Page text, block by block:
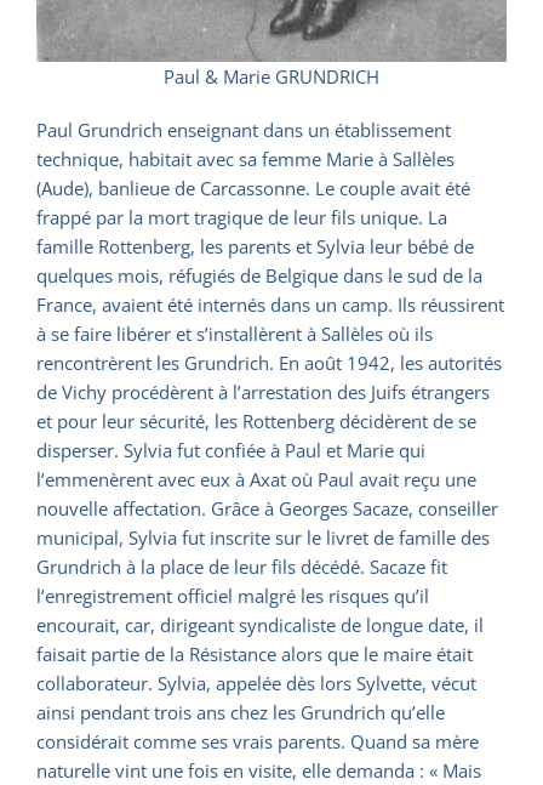
Paul & Marie GRUNDRICH
Paul Grundrich enseignant dans un établissement
technique, habitait avec sa femme Marie à Sallèles
(Aude), banlieue de Carcassonne. Le couple avait été
frappé par la mort tragique de leur fils unique. La
famille Rottenberg, les parents et Sylvia leur bébé de
quelques mois, réfugiés de Belgique dans le sud de la
France, avaient été internés dans un camp. Ils réussirent
à se faire libérer et s’installèrent à Sallèles où ils
rencontrèrent les Grundrich. En août 1942, les autorités
de Vichy procédèrent à l’arrestation des Juifs étrangers
et pour leur sécurité, les Rottenberg décidèrent de se
disperser. Sylvia fut confiée à Paul et Marie qui
l’emmenèrent avec eux à Axat où Paul avait reçu une
nouvelle affectation. Grâce à Georges Sacaze, conseiller
municipal, Sylvia fut inscrite sur le livret de famille des
Grundrich à la place de leur fils décédé. Sacaze fit
l’enregistrement officiel malgré les risques qu’il
encourait, car, dirigeant syndicaliste de longue date, il
faisait partie de la Résistance alors que le maire était
collaborateur. Sylvia, appelée dès lors Sylvette, vécut
ainsi pendant trois ans chez les Grundrich qu’elle
considérait comme ses vrais parents. Quand sa mère
naturelle vint une fois en visite, elle demanda : « Mais